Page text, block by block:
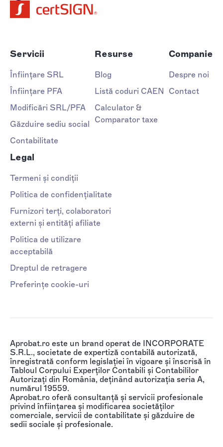
Servicii
Înființare SRL
Înființare PFA
Modificări SRL/PFA
Găzduire sediu social
Contabilitate
Resurse
Blog
Listă coduri CAEN
Calculator &
Comparator taxe
Companie
Despre noi
Contact
Legal
Termeni și condiții
Politica de confidențialitate
Furnizori terți, colaboratori
externi și entități afiliate
Politica de utilizare
acceptabilă
Dreptul de retragere
Preferințe cookie-uri
Aprobat.ro este un brand operat de INCORPORATE
S.R.L., societate de expertiză contabilă autorizată,
înregistrată conform legislației în vigoare și înscrisă în
Tabloul Corpului Experților Contabili și Contabililor
Autorizați din România, deținând autorizația seria A,
numărul 19559.
Aprobat.ro oferă consultanță și servicii profesionale
privind înființarea și modificarea societăților
comerciale, servicii de contabilitate și găzduire de
sedii sociale și profesionale.